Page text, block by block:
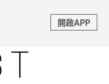
，如接到請立即掛斷或撥打
開啟APP